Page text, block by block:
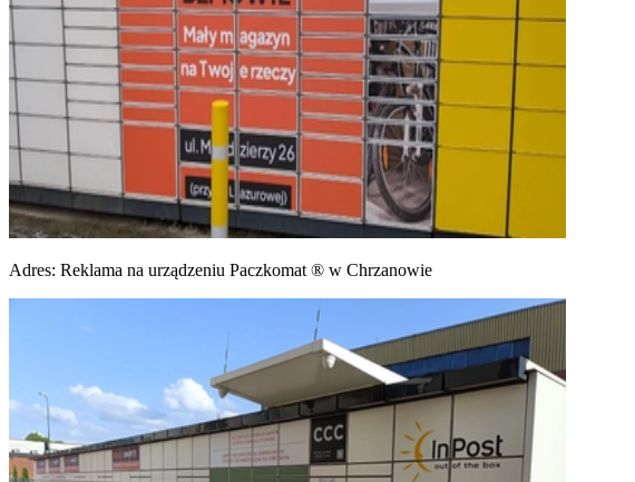
Adres: Reklama na urządzeniu Paczkomat ® w Chrzanowie